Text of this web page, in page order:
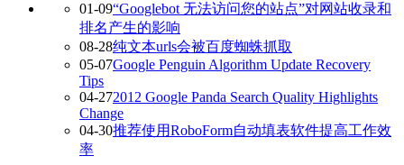
01-09“Googlebot 无法访问您的站点”对网站收录和
排名产生的影响
08-28纯文本urls会被百度蜘蛛抓取
05-07Google Penguin Algorithm Update Recovery
Tips
04-272012 Google Panda Search Quality Highlights
Change
04-30推荐使用RoboForm自动填表软件提高工作效
率